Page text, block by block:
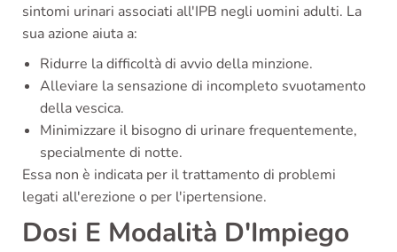
sintomi urinari associati all'IPB negli uomini adulti. La
sua azione aiuta a:
Ridurre la difficoltà di avvio della minzione.
Alleviare la sensazione di incompleto svuotamento
della vescica.
Minimizzare il bisogno di urinare frequentemente,
specialmente di notte.
Essa non è indicata per il trattamento di problemi
legati all'erezione o per l'ipertensione.
Dosi E Modalità D'Impiego